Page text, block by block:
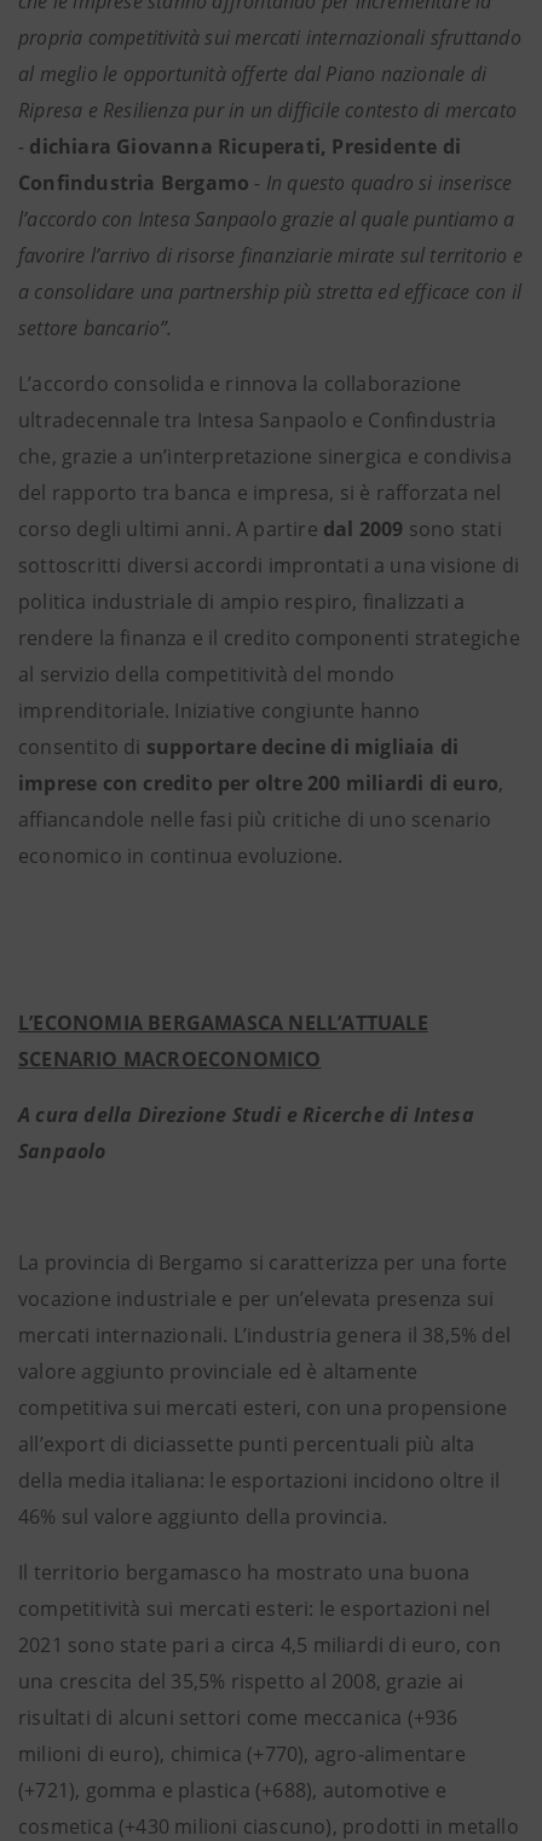
propria competitività sui mercati internazionali sfruttando
al meglio le opportunità offerte dal Piano nazionale di
Ripresa e Resilienza pur in un difficile contesto di mercato
- dichiara Giovanna Ricuperati, Presidente di
Confindustria Bergamo - In questo quadro si inserisce
l’accordo con Intesa Sanpaolo grazie al quale puntiamo a
favorire l’arrivo di risorse finanziarie mirate sul territorio e
a consolidare una partnership più stretta ed efficace con il
settore bancario”.
L’accordo consolida e rinnova la collaborazione
ultradecennale tra Intesa Sanpaolo e Confindustria
che, grazie a un’interpretazione sinergica e condivisa
del rapporto tra banca e impresa, si è rafforzata nel
corso degli ultimi anni. A partire dal 2009 sono stati
sottoscritti diversi accordi improntati a una visione di
politica industriale di ampio respiro, finalizzati a
rendere la finanza e il credito componenti strategiche
al servizio della competitività del mondo
imprenditoriale. Iniziative congiunte hanno
consentito di supportare decine di migliaia di
imprese con credito per oltre 200 miliardi di euro,
affiancandole nelle fasi più critiche di uno scenario
economico in continua evoluzione.
L’ECONOMIA BERGAMASCA NELL’ATTUALE
SCENARIO MACROECONOMICO
A cura della Direzione Studi e Ricerche di Intesa
Sanpaolo
La provincia di Bergamo si caratterizza per una forte
vocazione industriale e per un’elevata presenza sui
mercati internazionali. L’industria genera il 38,5% del
valore aggiunto provinciale ed è altamente
competitiva sui mercati esteri, con una propensione
all’export di diciassette punti percentuali più alta
della media italiana: le esportazioni incidono oltre il
46% sul valore aggiunto della provincia.
Il territorio bergamasco ha mostrato una buona
competitività sui mercati esteri: le esportazioni nel
2021 sono state pari a circa 4,5 miliardi di euro, con
una crescita del 35,5% rispetto al 2008, grazie ai
risultati di alcuni settori come meccanica (+936
milioni di euro), chimica (+770), agro-alimentare
(+721), gomma e plastica (+688), automotive e
cosmetica (+430 milioni ciascuno), prodotti in metallo